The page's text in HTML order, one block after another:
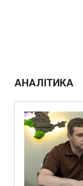
АНАЛІТИКА